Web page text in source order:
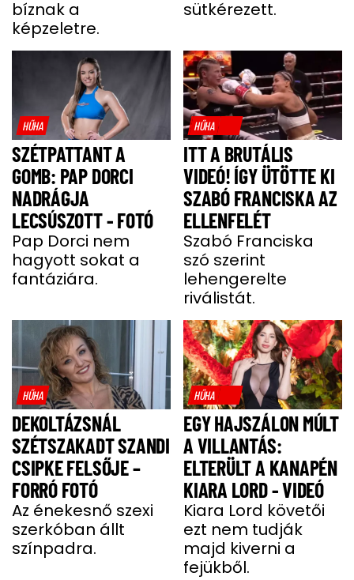
bíznak a
képzeletre.
sütkérezett.
HŰHA
SZÉTPATTANT A
GOMB: PAP DORCI
NADRÁGJA
LECSÚSZOTT - FOTÓ
Pap Dorci nem
hagyott sokat a
fantáziára.
HŰHA
ITT A BRUTÁLIS
VIDEÓ! ÍGY ÜTÖTTE KI
SZABÓ FRANCISKA AZ
ELLENFELÉT
Szabó Franciska
szó szerint
lehengerelte
riválistát.
HŰHA
DEKOLTÁZSNÁL
SZÉTSZAKADT SZANDI
CSIPKE FELSŐJE –
FORRÓ FOTÓ
Az énekesnő szexi
szerkóban állt
színpadra.
HŰHA
EGY HAJSZÁLON MÚLT
A VILLANTÁS:
ELTERÜLT A KANAPÉN
KIARA LORD - VIDEÓ
Kiara Lord követői
ezt nem tudják
majd kiverni a
fejükből.